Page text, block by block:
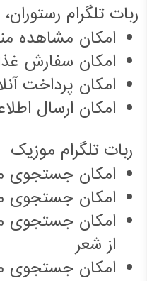
ربات تلگرام
امکان مشاهده
امکان سفارش
امکان پرداخت
امکان ارسال
ربات تلگرام موزیک
امکان جستجوی
امکان جستجوی
امکان جستجوی
از شعر
امکان جستجوی